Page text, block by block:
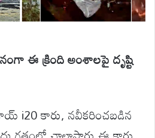
ఈ క్రింది అంశాలపై దృష్టి
i20 కారు, నవీకరించబడిన